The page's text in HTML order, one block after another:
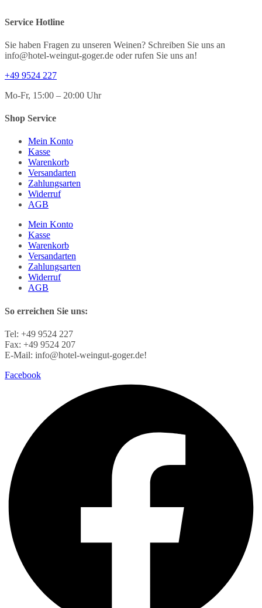
Service Hotline
Sie haben Fragen zu unseren Weinen? Schreiben Sie uns an
info@hotel-weingut-goger.de oder rufen Sie uns an!
+49 9524 227
Mo-Fr, 15:00 – 20:00 Uhr
Shop Service
Mein Konto
Kasse
Warenkorb
Versandarten
Zahlungsarten
Widerruf
AGB
Mein Konto
Kasse
Warenkorb
Versandarten
Zahlungsarten
Widerruf
AGB
So erreichen Sie uns:
Tel: +49 9524 227
Fax: +49 9524 207
E-Mail: info@hotel-weingut-goger.de!
Facebook